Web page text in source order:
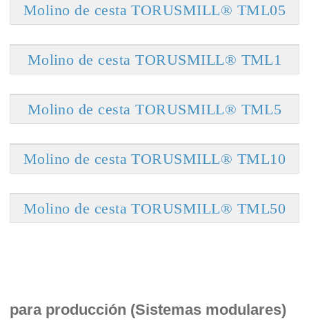
Molino de cesta TORUSMILL® TML05
Molino de cesta TORUSMILL® TML1
Molino de cesta TORUSMILL® TML5
Molino de cesta TORUSMILL® TML10
Molino de cesta TORUSMILL® TML50
para producción (Sistemas modulares)